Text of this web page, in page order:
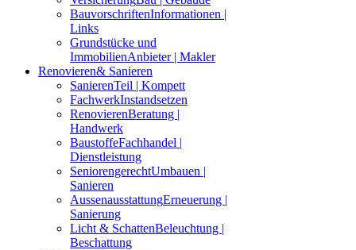
BauvorschriftenInformationen |
Links
Grundstücke und
ImmobilienAnbieter | Makler
Renovieren& Sanieren
SanierenTeil | Kompett
FachwerkInstandsetzen
RenovierenBeratung |
Handwerk
BaustoffeFachhandel |
Dienstleistung
SeniorengerechtUmbauen |
Sanieren
AussenausstattungErneuerung |
Sanierung
Licht & SchattenBeleuchtung |
Beschattung